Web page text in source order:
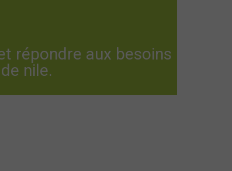
répondre aux besoins
nile.